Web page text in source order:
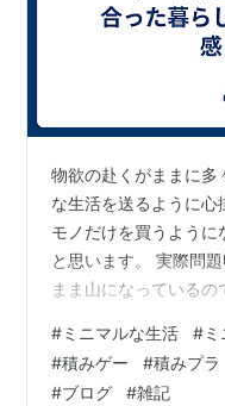
物欲の赴くがままに
な生活を送るように
モノだけを買うように
と思います。 実際問
まま山になっている
ま、日々の生活で倦ん
だ。 なんて私は思っ
#ミニマルな生活 #
#積みゲー #積みプラ
#ブログ #雑記